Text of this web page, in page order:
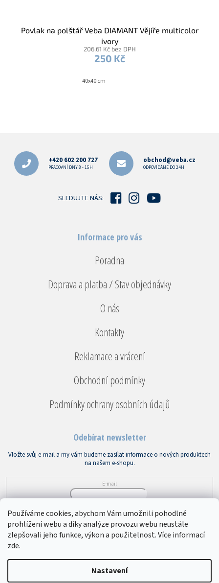
Používáme cookies, abychom Vám umožnili pohodlné
prohlížení webu a díky analýze provozu webu neustále
zlepšovali jeho funkce, výkon a použitelnost. Více informací
zde.
Nastavení
Povlak na polštář Veba DIAMANT Vějíře multicolor
ivory
206,61 Kč bez DPH
250 Kč
40x40 cm
+420 602 200 727
PRACOVNÍ DNY 8 - 15H
obchod@veba.cz
ODPOVÍDÁME DO 24H
SLEDUJTE NÁS:
Informace pro vás
Poradna
Doprava a platba / Stav objednávky
O nás
Kontakty
Reklamace a vrácení
Obchodní podmínky
Podmínky ochrany osobních údajů
Odebírat newsletter
Vložte svůj e-mail a my vám budeme zasílat informace o nových produktech
na našem e-shopu.
E-mail
PŘIHLÁSIT SE
Bytový textil VEBA . Všechna práva vyhrazena.
nastavení cookies